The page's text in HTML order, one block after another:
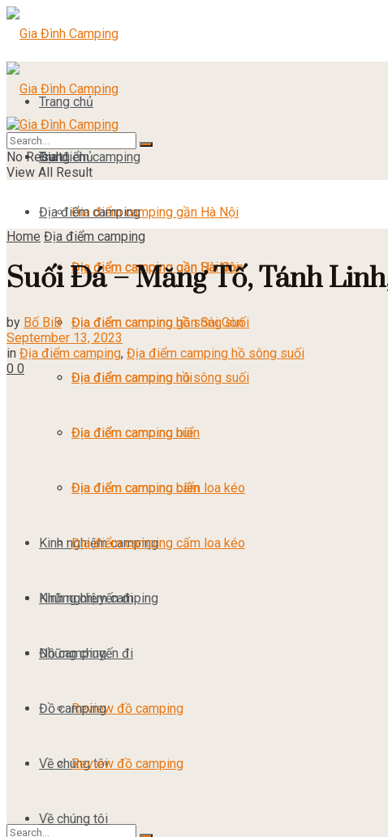
Trang chủ
Địa điểm camping
Địa điểm camping gần Hà Nội
Địa điểm camping gần Sài Gòn
Địa điểm camping hồ sông suối
Địa điểm camping núi
Địa điểm camping biển
Địa điểm camping cấm loa kéo
Kinh nghiệm camping
Những chuyến đi
Đồ camping
Review đồ camping
Về chúng tôi
Trang chủ
Địa điểm camping
Địa điểm camping gần Hà Nội
Địa điểm camping gần Sài Gòn
Địa điểm camping hồ sông suối
Địa điểm camping núi
Địa điểm camping biển
Địa điểm camping cấm loa kéo
Kinh nghiệm camping
Những chuyến đi
Đồ camping
Review đồ camping
Về chúng tôi
No Result
View All Result
Home Địa điểm camping
Suối Đá – Măng Tố, Tánh
by Bố BiB
September 13, 2023
in Địa điểm camping, Địa điểm camping hồ sông suối
0 0